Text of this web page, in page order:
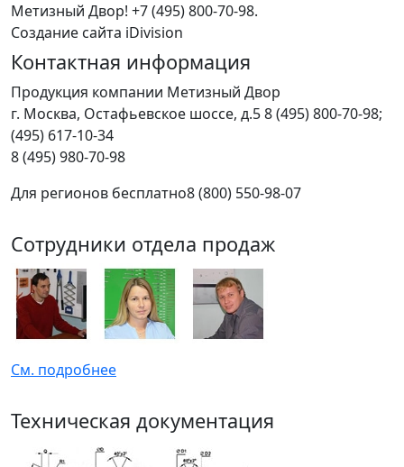
Метизный Двор! +7 (495) 800-70-98.
Создание сайта iDivision
Контактная информация
Продукция компании Метизный Двор
г. Москва, Остафьевское шоссе, д.58 (495) 800-70-98;
(495) 617-10-34
8 (495) 980-70-98
Для регионов бесплатно8 (800) 550-98-07
Сотрудники отдела продаж
См. подробнее
Техническая документация